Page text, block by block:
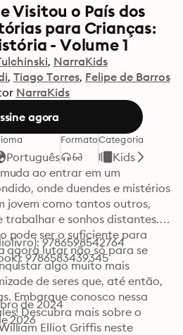
Visitou o País dos
para Crianças:
- Volume 1
NarraKids
Tiago Torres Felipe de Barros
NarraKids
agora
Português
FormatoCategoria
Kids
ao entrar em um
onde duendes e mistérios
jovem como tantos outros,
e sonhos distantes.
pode ser o suficiente para
agora lutar não só para se
algo muito mais
de seres que, até então,
Embarque conosco nessa
Descubra mais sobre o
Elliot Griffis neste
9786598542764
9786583439345
de 2024
2026